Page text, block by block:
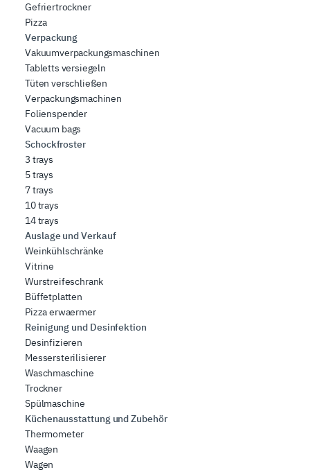
Gefriertrockner
Pizza
Verpackung
Vakuumverpackungsmaschinen
Tabletts versiegeln
Tüten verschließen
Verpackungsmachinen
Folienspender
Vacuum bags
Schockfroster
3 trays
5 trays
7 trays
10 trays
14 trays
Auslage und Verkauf
Weinkühlschränke
Vitrine
Wurstreifeschrank
Büffetplatten
Pizza erwaermer
Reinigung und Desinfektion
Desinfizieren
Messersterilisierer
Waschmaschine
Trockner
Spülmaschine
Küchenausstattung und Zubehör
Thermometer
Waagen
Wagen